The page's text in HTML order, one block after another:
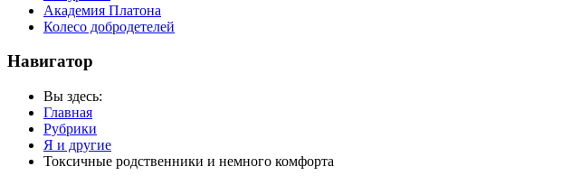
Академия Платона
Колесо добродетелей
Навигатор
Вы здесь:
Главная
Рубрики
Я и другие
Токсичные родственники и немного комфорта